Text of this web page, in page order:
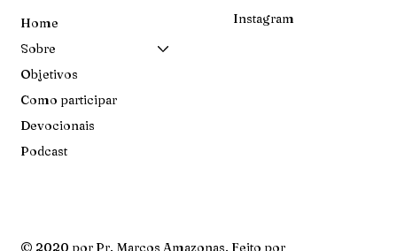
Home
Sobre
Objetivos
Como participar
Devocionais
Podcast
Instagram
© 2020 por Pr. Marcos Amazonas. Feito por